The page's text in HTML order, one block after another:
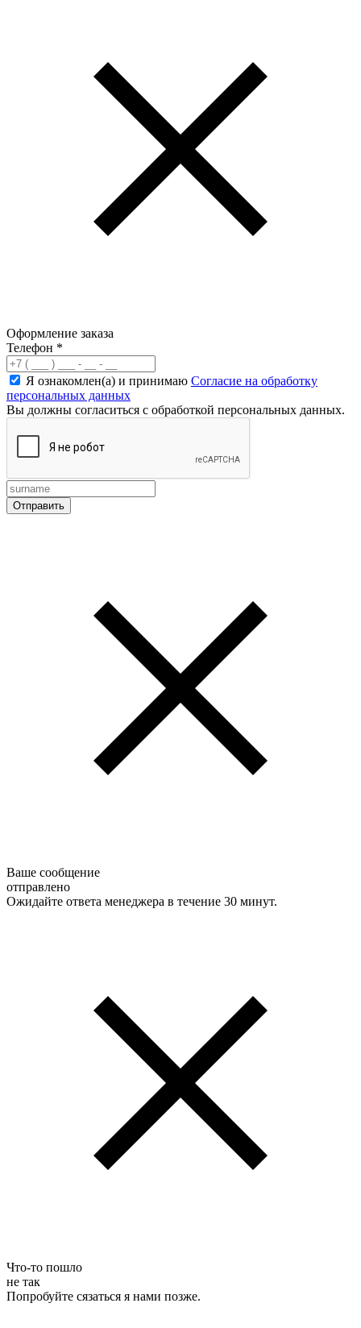
Оформление заказа
Телефон *
Я ознакомлен(а) и принимаю Согласие на обработку
персональных данных
Вы должны согласиться с обработкой персональных данных.
Ваше сообщение
отправлено
Ожидайте ответа менеджера в течение 30 минут.
Что-то пошло
не так
Попробуйте сязаться я нами позже.